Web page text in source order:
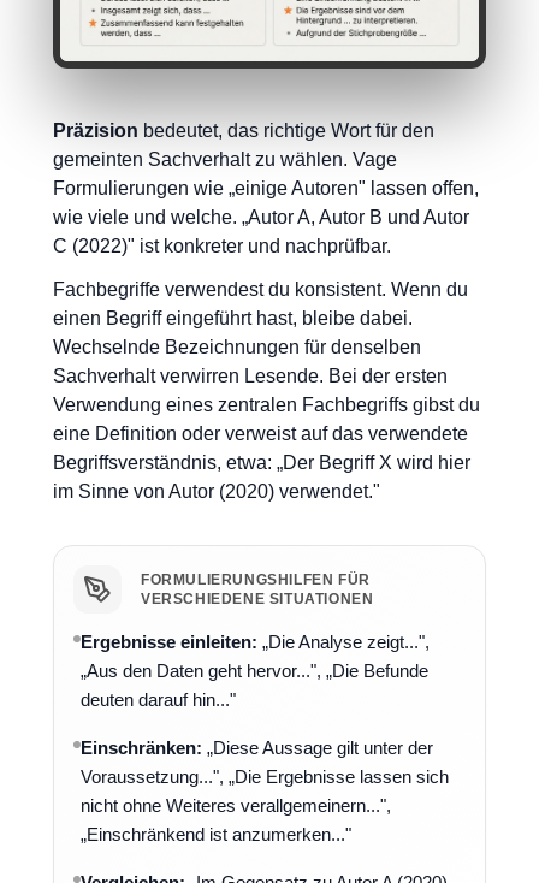
Präzision bedeutet, das richtige Wort für den
gemeinten Sachverhalt zu wählen. Vage
Formulierungen wie „einige Autoren" lassen offen,
wie viele und welche. „Autor A, Autor B und Autor
C (2022)" ist konkreter und nachprüfbar.
Fachbegriffe verwendest du konsistent. Wenn du
einen Begriff eingeführt hast, bleibe dabei.
Wechselnde Bezeichnungen für denselben
Sachverhalt verwirren Lesende. Bei der ersten
Verwendung eines zentralen Fachbegriffs gibst du
eine Definition oder verweist auf das verwendete
Begriffsverständnis, etwa: „Der Begriff X wird hier
im Sinne von Autor (2020) verwendet."
FORMULIERUNGSHILFEN FÜR
VERSCHIEDENE SITUATIONEN
Ergebnisse einleiten: „Die Analyse zeigt...",
„Aus den Daten geht hervor...", „Die Befunde
deuten darauf hin..."
Einschränken: „Diese Aussage gilt unter der
Voraussetzung...", „Die Ergebnisse lassen sich
nicht ohne Weiteres verallgemeinern...",
„Einschränkend ist anzumerken..."